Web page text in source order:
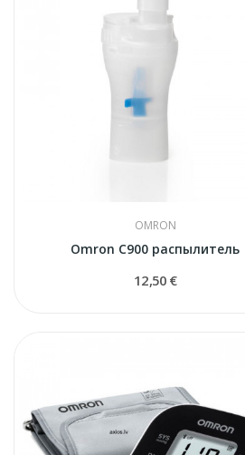
OMRON
Omron C900 распылитель
12,50 €